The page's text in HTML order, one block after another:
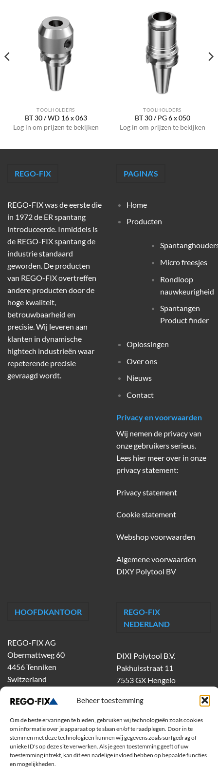
Beheer toestemming
Om de beste ervaringen te bieden, gebruiken wij technologieën zoals cookies
om informatie over je apparaat op te slaan en/of te raadplegen. Door in te
stemmen met deze technologieën kunnen wij gegevens zoals surfgedrag of
unieke ID's op deze site verwerken. Als je geen toestemming geeft of uw
toestemming intrekt, kan dit een nadelige invloed hebben op bepaalde functies
en mogelijkheden.
TOOLHOLDERS
BT 30 / WD 16 x 063
Log in om prijzen te bekijken
TOOLHOLDERS
BT 30 / PG 6 x 050
Log in om prijzen te bekijken
REGO-FIX
REGO-FIX was de eerste die
in 1972 de ER spantang
introduceerde. Inmiddels is
de REGO-FIX spantang de
industrie standaard
geworden. De producten
van REGO-FIX overtreffen
andere producten door de
hoge kwaliteit,
betrouwbaarheid en
precisie. Wij leveren aan
klanten in dynamische
hightech industrieën waar
repeterende precisie
gevraagd wordt.
PAGINA'S
Home
Producten
Micro freesjes
Rondloop
nauwkeurigheid
Spantangen
Product finder
Oplossingen
Over ons
Nieuws
Contact
Privacy en voorwaarden
Wij nemen de privacy van
onze gebruikers serieus.
Lees hier meer over in onze
privacy statement:
Privacy statement
Cookie statement
Webshop voorwaarden
Algemene voorwaarden
DIXY Polytool BV
HOOFDKANTOOR
REGO-FIX AG
Obermattweg 60
4456 Tenniken
Switzerland
REGO-FIX
NEDERLAND
DIXI Polytool B.V.
Pakhuisstraat 11
7553 GX Hengelo
dixiholland@dixi.com
www.dixipolytool.com
Volg ons op Youtube
Volg ons op Linkedin